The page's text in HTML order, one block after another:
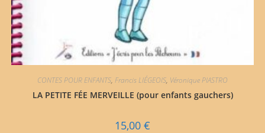
CONTES POUR ENFANTS, Francis LIÉGEOIS, Véronique PIASTRO
LA PETITE FÉE MERVEILLE (pour enfants gauchers)
15,00 €